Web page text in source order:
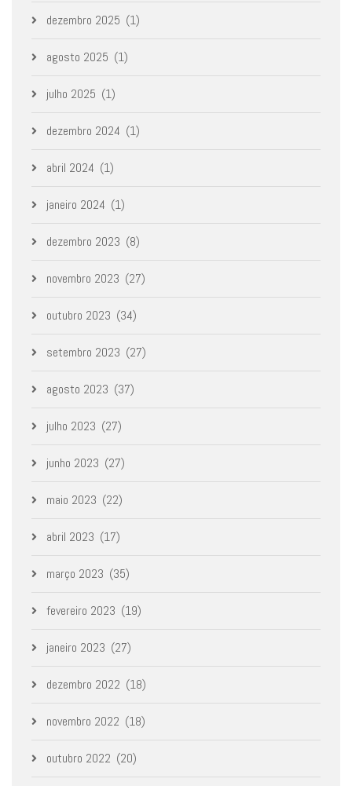
dezembro 2025 (1)
agosto 2025 (1)
julho 2025 (1)
dezembro 2024 (1)
abril 2024 (1)
janeiro 2024 (1)
dezembro 2023 (8)
novembro 2023 (27)
outubro 2023 (34)
setembro 2023 (27)
agosto 2023 (37)
julho 2023 (27)
junho 2023 (27)
maio 2023 (22)
abril 2023 (17)
março 2023 (35)
fevereiro 2023 (19)
janeiro 2023 (27)
dezembro 2022 (18)
novembro 2022 (18)
outubro 2022 (20)